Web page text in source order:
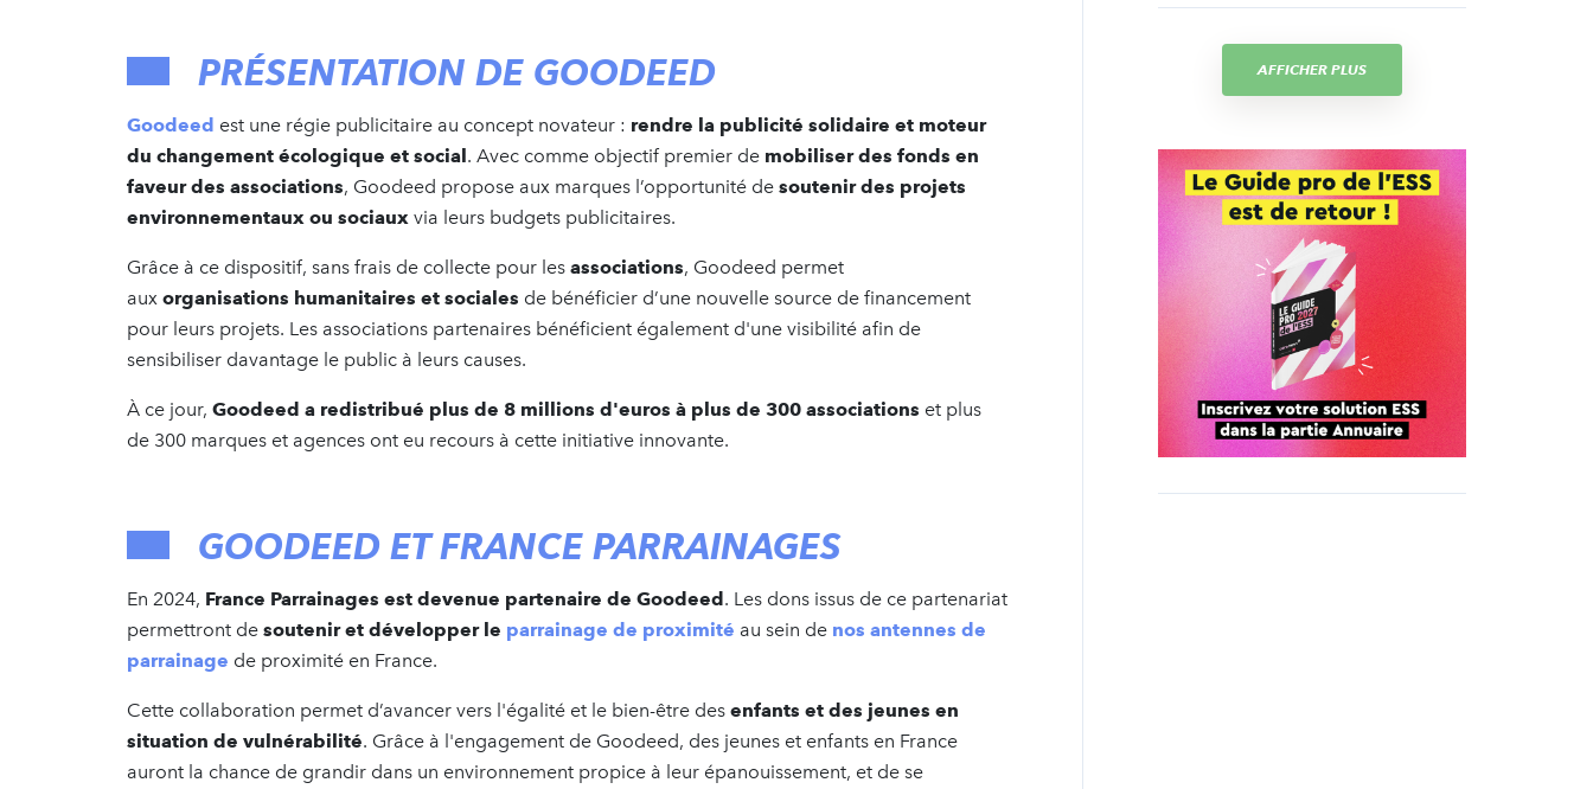
PRÉSENTATION DE GOODEED
Goodeed est une régie publicitaire au concept novateur : rendre la publicité solidaire et moteur
du changement écologique et social. Avec comme objectif premier de mobiliser des fonds en
faveur des associations, Goodeed propose aux marques l’opportunité de soutenir des projets
environnementaux ou sociaux via leurs budgets publicitaires.
Grâce à ce dispositif, sans frais de collecte pour les associations, Goodeed permet
aux organisations humanitaires et sociales de bénéficier d’une nouvelle source de financement
pour leurs projets. Les associations partenaires bénéficient également d'une visibilité afin de
sensibiliser davantage le public à leurs causes.
À ce jour, Goodeed a redistribué plus de 8 millions d'euros à plus de 300 associations et plus
de 300 marques et agences ont eu recours à cette initiative innovante.
GOODEED ET FRANCE PARRAINAGES
En 2024, France Parrainages est devenue partenaire de Goodeed. Les dons issus de ce partenariat
permettront de soutenir et développer le parrainage de proximité au sein de nos antennes de
parrainage de proximité en France.
Cette collaboration permet d’avancer vers l'égalité et le bien-être des enfants et des jeunes en
situation de vulnérabilité. Grâce à l'engagement de Goodeed, des jeunes et enfants en France
auront la chance de grandir dans un environnement propice à leur épanouissement, et de se
AFFICHER PLUS